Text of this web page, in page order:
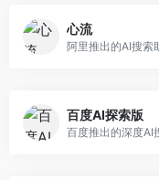
心流
百度AI探索版